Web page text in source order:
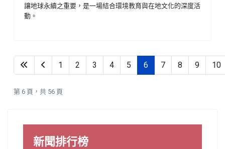
讓地球永續之重要，是一場結合環境教育與在地文化的深度活
動。
1 2 3 4 5 6 7 8 9 10
第 6 頁，共 56 頁
新聞排行榜